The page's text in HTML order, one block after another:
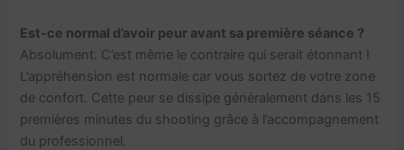
Est-ce normal d’avoir peur avant sa première séance ?
Absolument. C’est même le contraire qui serait étonnant !
L’appréhension est normale car vous sortez de votre zone
de confort. Cette peur se dissipe généralement dans les 15
premières minutes du shooting grâce à l’accompagnement
du professionnel.